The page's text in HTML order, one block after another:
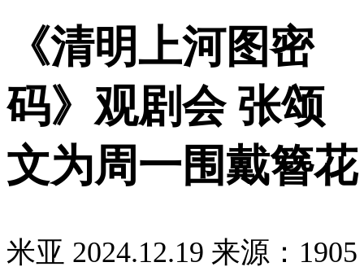
《清明上河图密
码》观剧会 张颂
文为周一围戴簪花
米亚 2024.12.19 来源：1905